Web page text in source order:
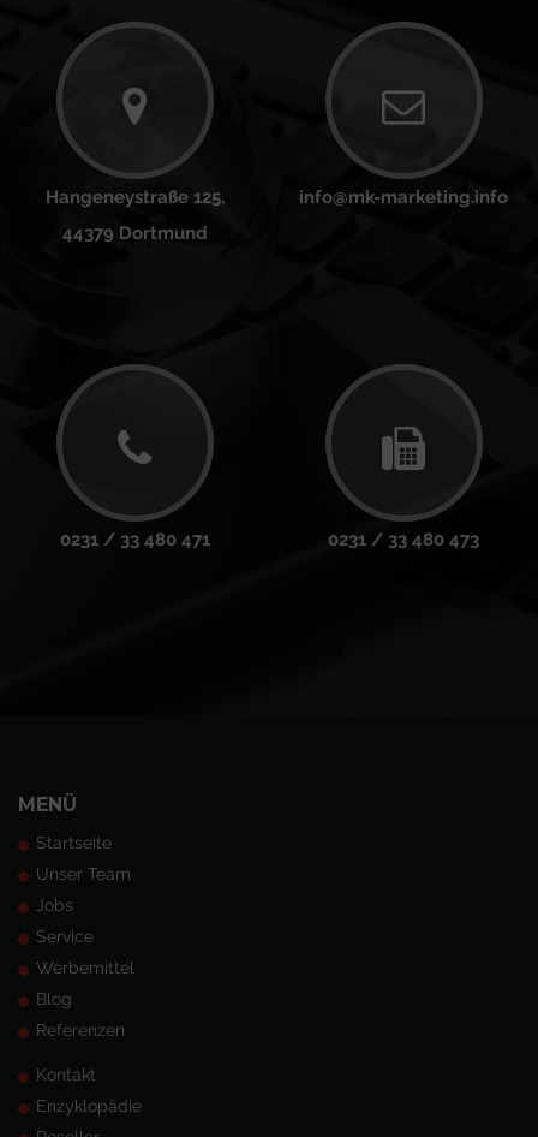
Hangeneystraße 125,
44379 Dortmund
info@mk-marketing.info
0231 / 33 480 471 0231 / 33 480 473
MENÜ
Startseite
Unser Team
Jobs
Service
Werbemittel
Blog
Referenzen
Kontakt
Enzyklopädie